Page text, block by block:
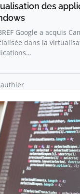
des
Google a acquis
dans la